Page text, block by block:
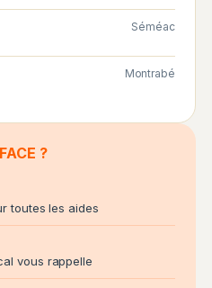
Séméac
Montrabé
?
toutes les aides
vous rappelle